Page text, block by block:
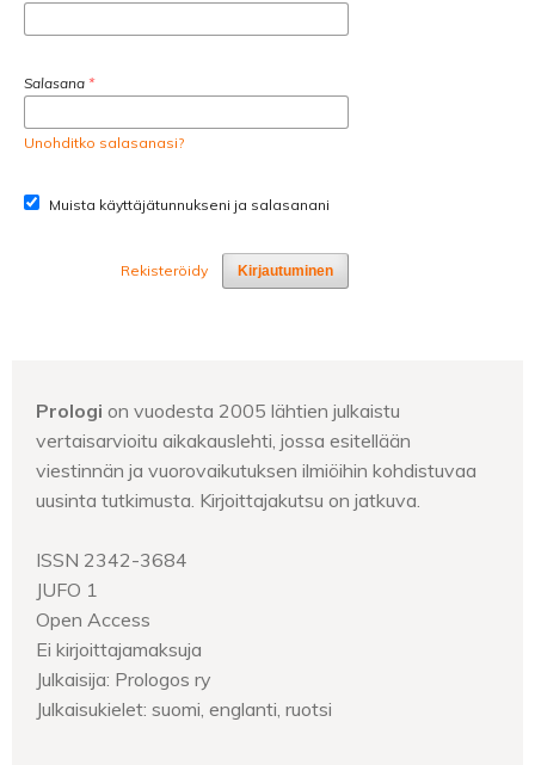
Salasana *
Unohditko salasanasi?
Muista käyttäjätunnukseni ja salasanani
Kirjautuminen
Rekisteröidy
Prologi on vuodesta 2005 lähtien julkaistu
vertaisarvioitu aikakauslehti, jossa esitellään
viestinnän ja vuorovaikutuksen ilmiöihin kohdistuvaa
uusinta tutkimusta. Kirjoittajakutsu on jatkuva.
ISSN 2342-3684
JUFO 1
Open Access
Ei kirjoittajamaksuja
Julkaisija: Prologos ry
Julkaisukielet: suomi, englanti, ruotsi